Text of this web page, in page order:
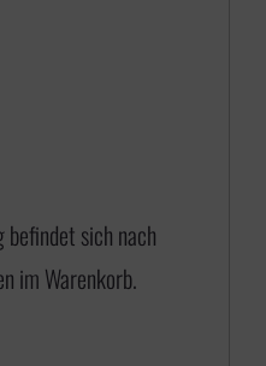
befindet sich nach
im Warenkorb.